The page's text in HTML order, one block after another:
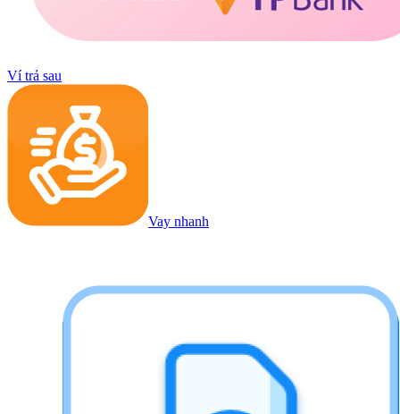
Ví trả sau
Vay nhanh